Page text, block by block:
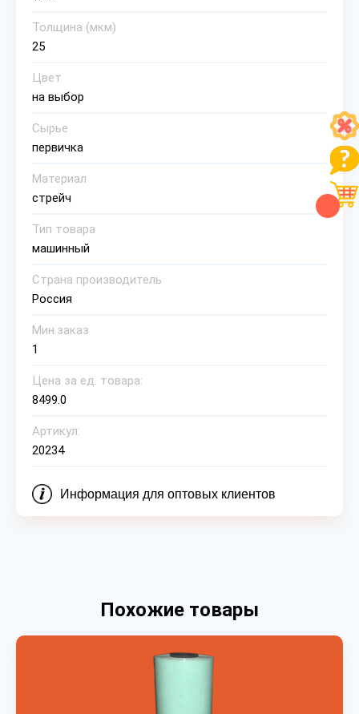
Толщина (мкм)
25
Цвет
на выбор
Сырье
первичка
Материал
стрейч
Тип товара
машинный
Страна производитель
Россия
Мин.заказ
1
Цена за ед. товара:
8499.0
Артикул:
20234
Информация для оптовых клиентов
Похожие товары